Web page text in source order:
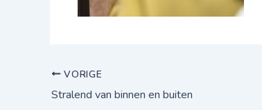
VORIGE
Stralend van binnen en buiten